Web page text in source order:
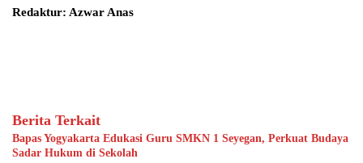
Redaktur: Azwar Anas
Berita Terkait
Bapas Yogyakarta Edukasi Guru SMKN 1 Seyegan, Perkuat Budaya
Sadar Hukum di Sekolah